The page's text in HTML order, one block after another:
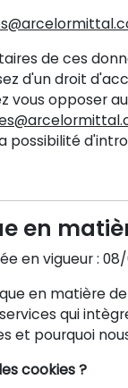
de ces
d'un droit
vous opposer
possibilité
en
en vigueur :
en matière
qui
et pourquoi
cookies ?